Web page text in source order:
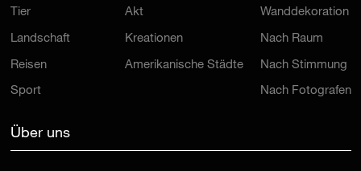
Tier
Landschaft
Reisen
Sport
Akt
Kreationen
Amerikanische Städte
Wanddekoration
Nach Raum
Nach Stimmung
Nach Fotografen
Über uns